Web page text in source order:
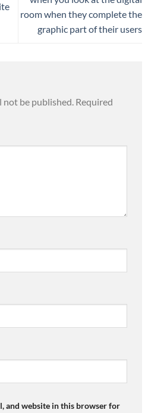
room when they complete the
graphic part of their users
be published. Required
and website in this browser for